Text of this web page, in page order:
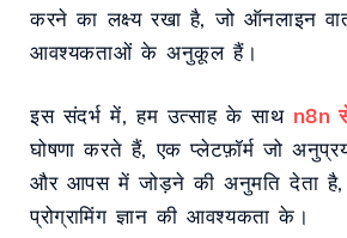
करने का लक्ष्य रखा है, जो ऑनलाइन
आवश्यकताओं के अनुकूल हैं।
इस संदर्भ में, हम उत्साह के साथ n8n
घोषणा करते हैं, एक प्लेटफ़ॉर्म जो
और आपस में जोड़ने की अनुमति देता है,
प्रोग्रामिंग ज्ञान की आवश्यकता के।